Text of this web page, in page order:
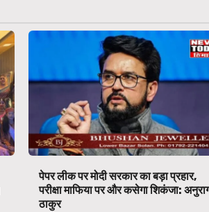
पेपर लीक पर मोदी सरकार का बड़ा प्रहार,
परीक्षा माफिया पर और कसेगा शिकंजा:
ठाकुर